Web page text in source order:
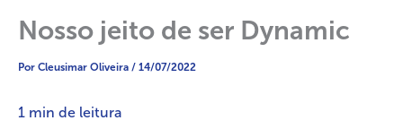
Nosso jeito de ser Dynamic
Por Cleusimar Oliveira / 14/07/2022
1 min de leitura